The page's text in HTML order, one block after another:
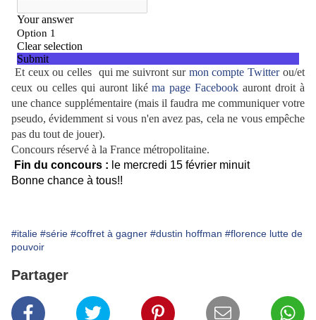
Et ceux ou celles qui me suivront sur mon compte Twitterou/et
ceux ou celles qui auront likéma page Facebook auront droit à
une chance supplémentaire (mais il faudra me communiquer votre
pseudo, évidemment si vous n'en avez pas, cela ne vous empêche
pas du tout de jouer).
Concours réservé à la France métropolitaine.
Fin du concours : le mercredi 15 février minuit
Bonne chance à tous!!
#italie #série #coffret à gagner #dustin hoffman #florence lutte de
pouvoir
Partager